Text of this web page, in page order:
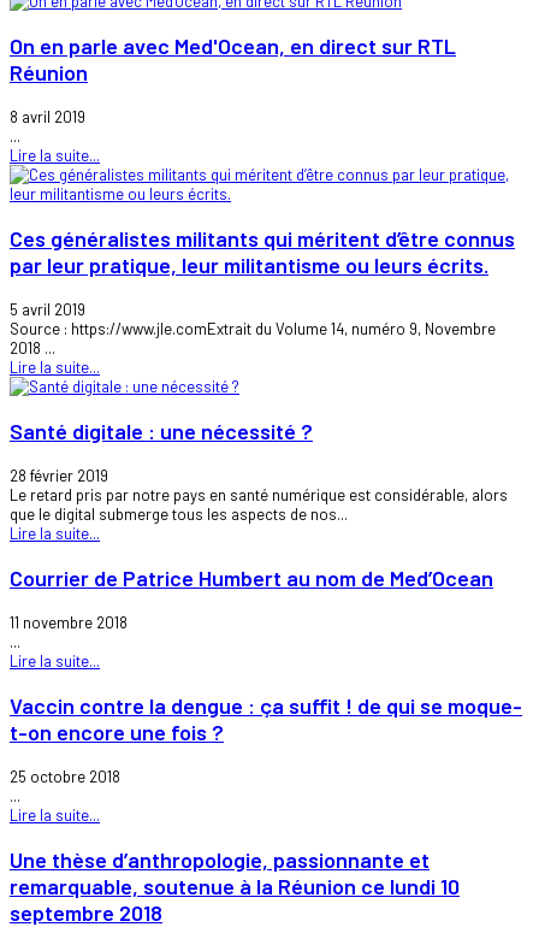
On en parle avec Med'Ocean, en direct sur RTL
Réunion
8 avril 2019
...
Lire la suite...
Ces généralistes militants qui méritent d’être connus
par leur pratique, leur militantisme ou leurs écrits.
5 avril 2019
Source : https://www.jle.comExtrait du Volume 14, numéro 9, Novembre
2018 ...
Lire la suite...
Santé digitale : une nécessité ?
28 février 2019
Le retard pris par notre pays en santé numérique est considérable, alors
que le digital submerge tous les aspects de nos...
Lire la suite...
Courrier de Patrice Humbert au nom de Med’Ocean
11 novembre 2018
...
Lire la suite...
Vaccin contre la dengue : ça suffit ! de qui se moque-
t-on encore une fois ?
25 octobre 2018
...
Lire la suite...
Une thèse d’anthropologie, passionnante et
remarquable, soutenue à la Réunion ce lundi 10
septembre 2018